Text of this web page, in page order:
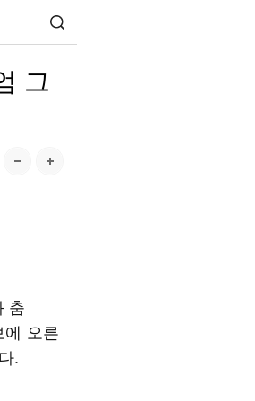
그
춤
에 오른
.